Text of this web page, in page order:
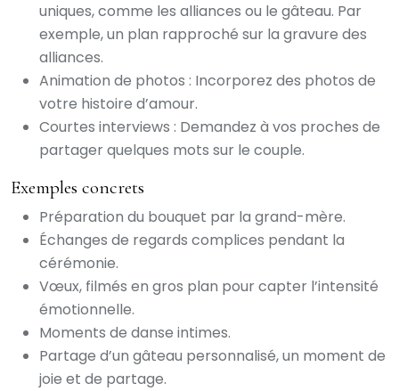
uniques, comme les alliances ou le gâteau. Par
exemple, un plan rapproché sur la gravure des
alliances.
Animation de photos : Incorporez des photos de
votre histoire d’amour.
Courtes interviews : Demandez à vos proches de
partager quelques mots sur le couple.
Exemples concrets
Préparation du bouquet par la grand-mère.
Échanges de regards complices pendant la
cérémonie.
Vœux, filmés en gros plan pour capter l’intensité
émotionnelle.
Moments de danse intimes.
Partage d’un gâteau personnalisé, un moment de
joie et de partage.